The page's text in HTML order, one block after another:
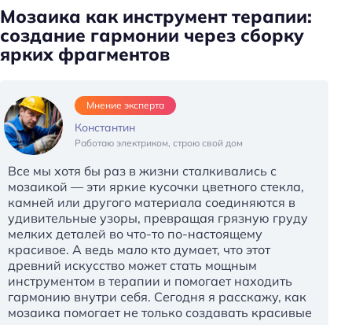
Мозаика как инструмент терапии:
создание гармонии через сборку
ярких фрагментов
Мнение эксперта
Константин
Работаю электриком, строю свой дом
Все мы хотя бы раз в жизни сталкивались с
мозаикой — эти яркие кусочки цветного стекла,
камней или другого материала соединяются в
удивительные узоры, превращая грязную груду
мелких деталей во что-то по-настоящему
красивое. А ведь мало кто думает, что этот
древний искусство может стать мощным
инструментом в терапии и помогает находить
гармонию внутри себя. Сегодня я расскажу, как
мозаика помогает не только создавать красивые